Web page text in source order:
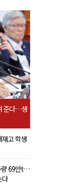
준다…생
고 학생
량 69만t…
다